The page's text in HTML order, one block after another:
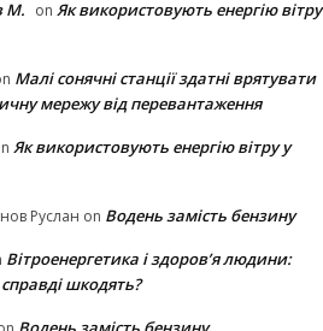
М. on Як використовують енергію вітру
Малі сонячні станції здатні врятувати
мережу від перевантаження
Як використовують енергію вітру у
Руслан on Водень замість бензину
Вітроенергетика і здоров’я людини:
cправді шкодять?